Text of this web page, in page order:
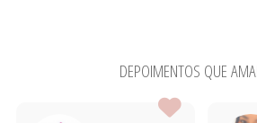
DEPOIMENTOS QUE